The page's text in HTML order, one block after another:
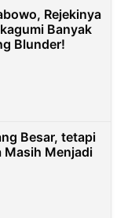
Rejekinya
Banyak
Blunder!
Besar, tetapi
Masih Menjadi